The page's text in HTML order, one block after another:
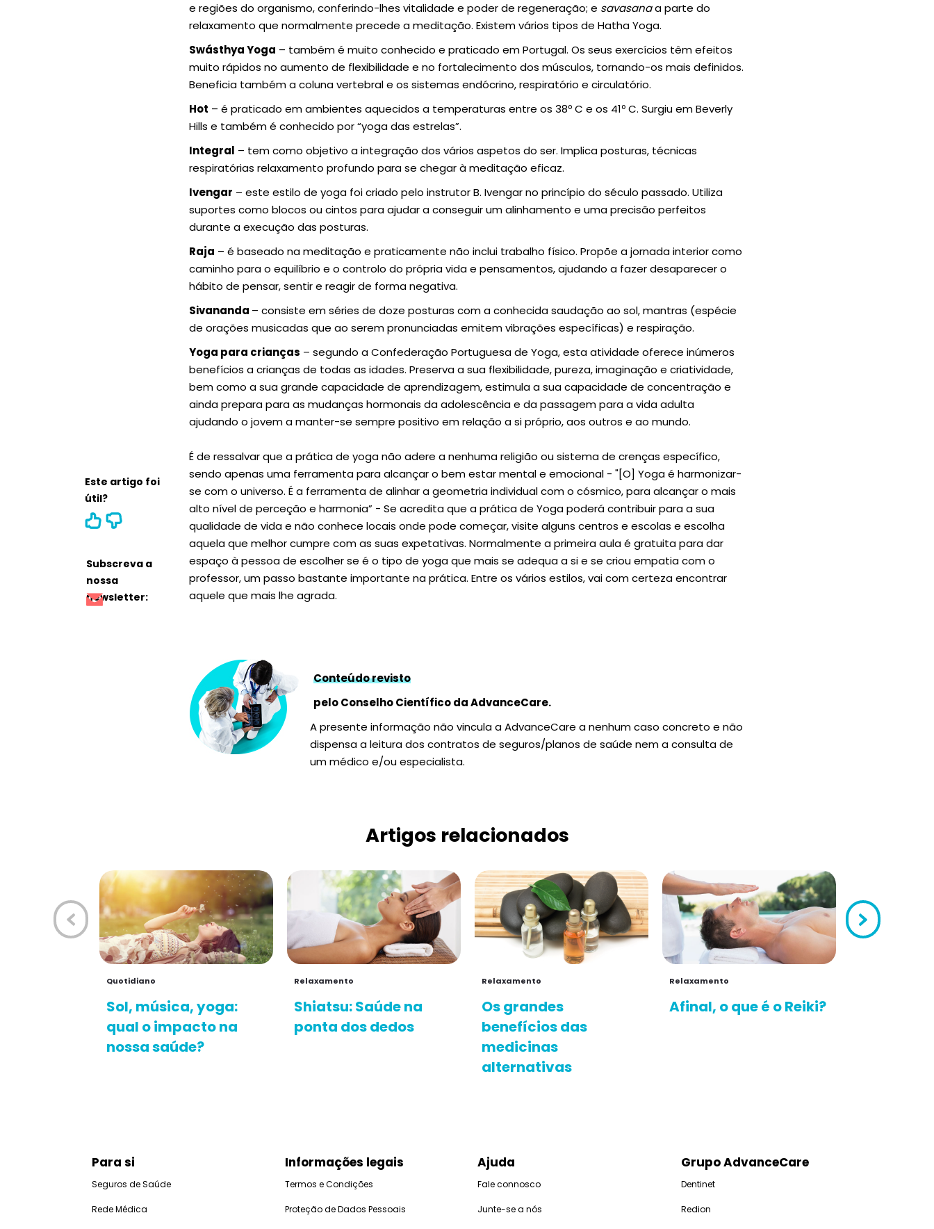
e regiões do organismo, conferindo-lhes vitalidade e poder de regeneração; e savasanaa parte do
relaxamento que normalmente precede a meditação. Existem vários tipos de Hatha Yoga.
Swásthya Yoga – também é muito conhecido e praticado em Portugal. Os seus exercícios têm efeitos
muito rápidos no aumento de flexibilidade e no fortalecimento dos músculos, tornando-os mais definidos.
Beneficia também a coluna vertebral e os sistemas endócrino, respiratório e circulatório.
Hot – é praticado em ambientes aquecidos a temperaturas entre os 38º C e os 41º C. Surgiu em Beverly
Hills e também é conhecido por “yoga das estrelas”.
Integral – tem como objetivo a integração dos vários aspetos do ser. Implica posturas, técnicas
respiratórias relaxamento profundo para se chegar à meditação eficaz.
Ivengar – este estilo de yoga foi criado pelo instrutor B. Ivengar no princípio do século passado. Utiliza
suportes como blocos ou cintos para ajudar a conseguir um alinhamento e uma precisão perfeitos
durante a execução das posturas.
Raja – é baseado na meditação e praticamente não inclui trabalho físico. Propõe a jornada interior como
caminho para o equilíbrio e o controlo do própria vida e pensamentos, ajudando a fazer desaparecer o
hábito de pensar, sentir e reagir de forma negativa.
Sivananda – consiste em séries de doze posturas com a conhecida saudação ao sol, mantras (espécie
de orações musicadas que ao serem pronunciadas emitem vibrações específicas) e respiração.
Yoga para crianças – segundo a Confederação Portuguesa de Yoga, esta atividade oferece inúmeros
benefícios a crianças de todas as idades. Preserva a sua flexibilidade, pureza, imaginação e criatividade,
bem como a sua grande capacidade de aprendizagem, estimula a sua capacidade de concentração e
ainda prepara para as mudanças hormonais da adolescência e da passagem para a vida adulta
ajudando o jovem a manter-se sempre positivo em relação a si próprio, aos outros e ao mundo.
É de ressalvar que a prática de yoga não adere a nenhuma religião ou sistema de crenças específico,
sendo apenas uma ferramenta para alcançar o bem estar mental e emocional - "[O] Yoga é harmonizar-
se com o universo. É a ferramenta de alinhar a geometria individual com o cósmico, para alcançar o mais
alto nível de perceção e harmonia” - Se acredita que a prática de Yoga poderá contribuir para a sua
qualidade de vida e não conhece locais onde pode começar, visite alguns centros e escolas e escolha
aquela que melhor cumpre com as suas expetativas. Normalmente a primeira aula é gratuita para dar
espaço à pessoa de escolher se é o tipo de yoga que mais se adequa a si e se criou empatia com o
professor, um passo bastante importante na prática. Entre os vários estilos, vai com certeza encontrar
aquele que mais lhe agrada.
Este artigo foi
útil?
Subscreva a
nossa
newsletter:
Conteúdo revisto
pelo Conselho Científico da AdvanceCare.
A presente informação não vincula a AdvanceCare a nenhum caso concreto e não
dispensa a leitura dos contratos de seguros/planos de saúde nem a consulta de
um médico e/ou especialista.
Artigos relacionados
Quotidiano
Sol, música, yoga:
qual o impacto na
nossa saúde?
Relaxamento
Shiatsu: Saúde na
ponta dos dedos
Relaxamento
Os grandes
benefícios das
medicinas
alternativas
Relaxamento
Afinal, o que é o Reiki?
Para si
Seguros de Saúde
Rede Médica
Informações legais
Termos e Condições
Proteção de Dados Pessoais
Ajuda
Fale connosco
Junte-se a nós
Grupo AdvanceCare
Dentinet
Redion